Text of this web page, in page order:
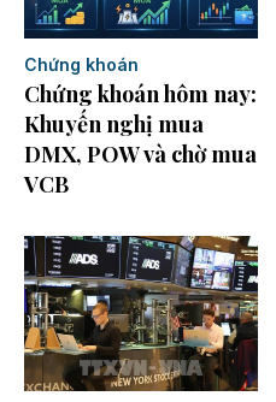
Chứng khoán
Chứng khoán hôm nay:
Khuyến nghị mua
DMX, POW và chờ mua
VCB